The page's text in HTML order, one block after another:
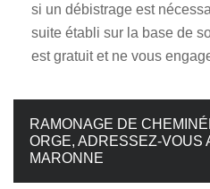
si un débistrage est
suite établi sur la base de
est gratuit et ne vous
RAMONAGE DE
ORGE, ADRESSEZ-VOUS
MARONNE